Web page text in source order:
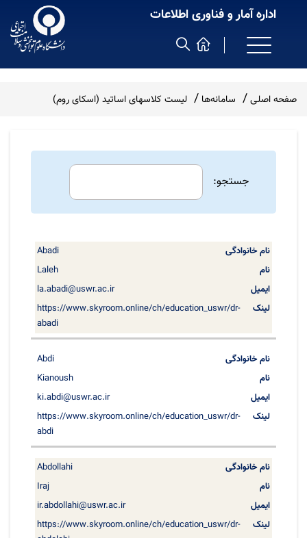
اداره آمار و فناوری اطلاعات
صفحه اصلی سامانه‌ها لیست کلاسهای اساتید (اسکای روم)
جستجو:
نام
Abadi
Laleh
la.abadi@uswr.ac.ir
https://www.skyroom.online/ch/education_uswr/dr-
abadi
Abdi
Kianoush
ki.abdi@uswr.ac.ir
https://www.skyroom.online/ch/education_uswr/dr-
abdi
Abdollahi
Iraj
ir.abdollahi@uswr.ac.ir
https://www.skyroom.online/ch/education_uswr/dr-